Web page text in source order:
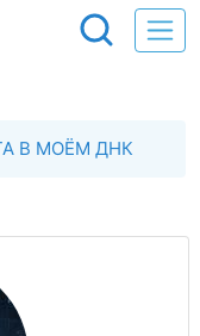
В МОЁМ ДНК